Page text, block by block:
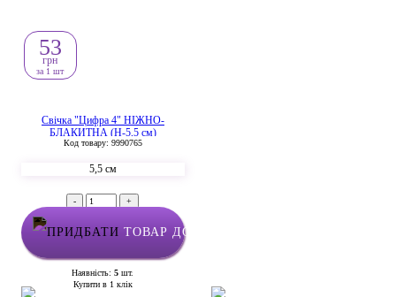
Свічка "Цифра 4" НІЖНО-
БЛАКИТНА (Н-5,5 см)
Код товару: 9990765
5,5 см
53
грн
за 1 шт
- +
ТОВАР ДОДАНО У КОШИК
Наявність:5 шт.
Купити в 1 клік